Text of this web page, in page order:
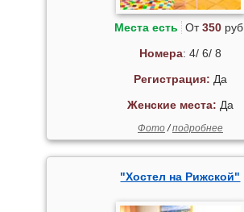
Места есть От350руб.
Номера: 4/ 6/ 8
Регистрация: Да
Женские места: Да
Фото/подробнее
"Хостел на Рижской"